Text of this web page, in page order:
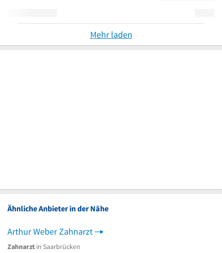
Mehr laden
Ähnliche Anbieter in der Nähe
Arthur Weber Zahnarzt
Zahnarzt in Saarbrücken